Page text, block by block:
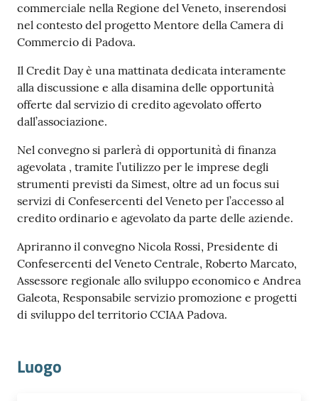
La
Camera
Prenota
zione
on line
online
commerciale nella Regione del Veneto, inserendosi
nel contesto del progetto Mentore della Camera di
Commercio di Padova.
Il Credit Day è una mattinata dedicata interamente
alla discussione e alla disamina delle opportunità
offerte dal servizio di credito agevolato offerto
dall’associazione.
Nel convegno si parlerà di opportunità di finanza
agevolata , tramite l’utilizzo per le imprese degli
strumenti previsti da Simest, oltre ad un focus sui
servizi di Confesercenti del Veneto per l’accesso al
credito ordinario e agevolato da parte delle aziende.
Apriranno il convegno Nicola Rossi, Presidente di
Confesercenti del Veneto Centrale, Roberto Marcato,
Assessore regionale allo sviluppo economico e Andrea
Galeota, Responsabile servizio promozione e progetti
di sviluppo del territorio CCIAA Padova.
Luogo